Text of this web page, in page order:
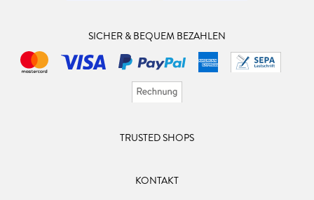
SICHER & BEQUEM BEZAHLEN
TRUSTED SHOPS
KONTAKT